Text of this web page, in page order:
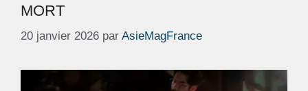
MORT
20 janvier 2026 par AsieMagFrance